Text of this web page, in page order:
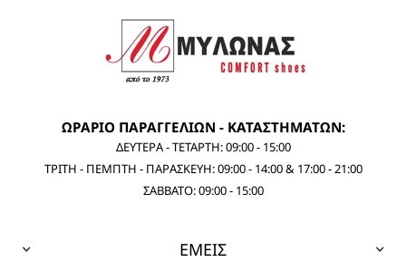
ΩΡΑΡΙΟ ΠΑΡΑΓΓΕΛΙΩΝ - ΚΑΤΑΣΤΗΜΑΤΩΝ:
ΔΕΥΤΕΡΑ - ΤΕΤΑΡΤΗ: 09:00 - 15:00
ΤΡΙΤΗ - ΠΕΜΠΤΗ - ΠΑΡΑΣΚΕΥΗ: 09:00 - 14:00 & 17:00 - 21:00
ΣΑΒΒΑΤΟ: 09:00 - 15:00
ΕΜΕΙΣ